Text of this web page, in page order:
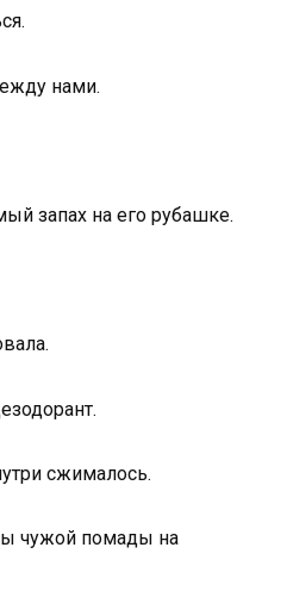
нами.
запах на его рубашке.
сжималось.
чужой помады на